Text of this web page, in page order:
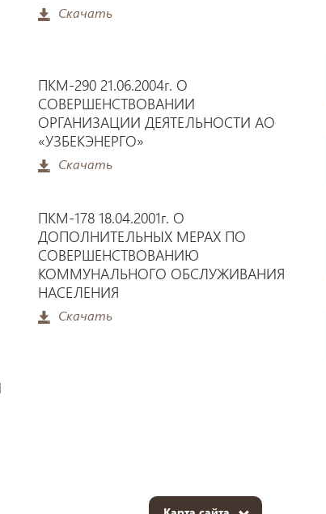
Скачать
ПКМ-290 21.06.2004г. О
СОВЕРШЕНСТВОВАНИИ
ОРГАНИЗАЦИИ ДЕЯТЕЛЬНОСТИ АО
«УЗБЕКЭНЕРГО»
Скачать
ПКМ-178 18.04.2001г. О
ДОПОЛНИТЕЛЬНЫХ МЕРАХ ПО
СОВЕРШЕНСТВОВАНИЮ
КОММУНАЛЬНОГО ОБСЛУЖИВАНИЯ
НАСЕЛЕНИЯ
Скачать